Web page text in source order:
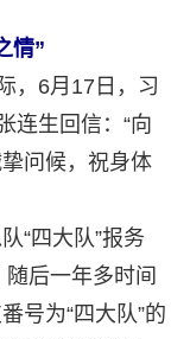
情”
6月17日，习
连生回信：“向
问候，祝身体
四大队”报务
后一年多时间
号为“四大队”的